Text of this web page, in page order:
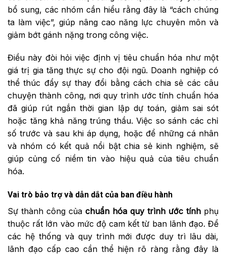
bổ sung, các nhóm cần hiểu rằng đây là “cách chúng
ta làm việc”, giúp nâng cao năng lực chuyên môn và
giảm bớt gánh nặng trong công việc.
Điều này đòi hỏi việc định vị tiêu chuẩn hóa như một
giá trị gia tăng thực sự cho đội ngũ. Doanh nghiệp có
thể thúc đẩy sự thay đổi bằng cách chia sẻ các câu
chuyện thành công, nơi quy trình ước tính chuẩn hóa
đã giúp rút ngắn thời gian lập dự toán, giảm sai sót
hoặc tăng khả năng trúng thầu. Việc so sánh các chỉ
số trước và sau khi áp dụng, hoặc để những cá nhân
và nhóm có kết quả nổi bật chia sẻ kinh nghiệm, sẽ
giúp củng cố niềm tin vào hiệu quả của tiêu chuẩn
hóa.
Vai trò bảo trợ và dẫn dắt của ban điều hành
Sự thành công của chuẩn hóa quy trình ước tính phụ
thuộc rất lớn vào mức độ cam kết từ ban lãnh đạo. Để
các hệ thống và quy trình mới được duy trì lâu dài,
lãnh đạo cấp cao cần thể hiện rõ ràng rằng đây là